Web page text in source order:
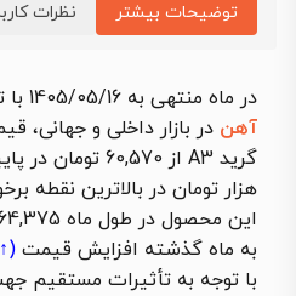
توضیحات بیشتر نظرات
در ماه منتهی به 1405/05/16 با توجه به نوسانات
آهن در بازار داخلی و جهانی،
هزار تومان در بالاترین نقطه
به ماه گذشته افزایش قیمت
با توجه به تأثیرات مستقیم